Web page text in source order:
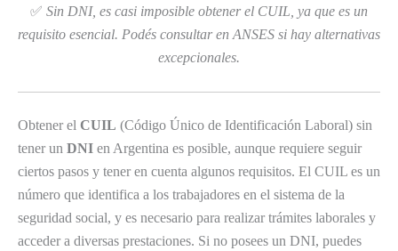
✅ Sin DNI, es casi imposible obtener el CUIL, ya que es un
requisito esencial. Podés consultar en ANSES si hay alternativas
excepcionales.
Obtener el CUIL (Código Único de Identificación Laboral) sin
tener un DNI en Argentina es posible, aunque requiere seguir
ciertos pasos y tener en cuenta algunos requisitos. El CUIL es un
número que identifica a los trabajadores en el sistema de la
seguridad social, y es necesario para realizar trámites laborales y
acceder a diversas prestaciones. Si no posees un DNI, puedes